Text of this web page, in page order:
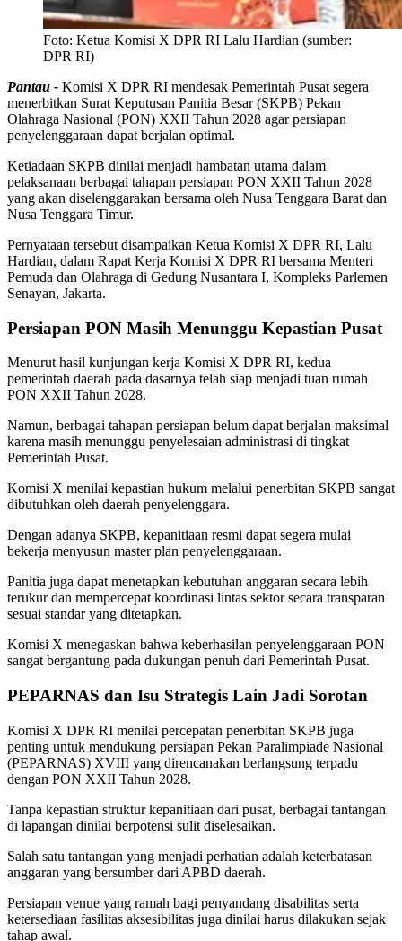
Foto: Ketua Komisi X DPR RI Lalu Hardian (sumber:
DPR RI)
Pantau - Komisi X DPR RI mendesak Pemerintah Pusat segera
menerbitkan Surat Keputusan Panitia Besar (SKPB) Pekan
Olahraga Nasional (PON) XXII Tahun 2028 agar persiapan
penyelenggaraan dapat berjalan optimal.
Ketiadaan SKPB dinilai menjadi hambatan utama dalam
pelaksanaan berbagai tahapan persiapan PON XXII Tahun 2028
yang akan diselenggarakan bersama oleh Nusa Tenggara Barat dan
Nusa Tenggara Timur.
Pernyataan tersebut disampaikan Ketua Komisi X DPR RI, Lalu
Hardian, dalam Rapat Kerja Komisi X DPR RI bersama Menteri
Pemuda dan Olahraga di Gedung Nusantara I, Kompleks Parlemen
Senayan, Jakarta.
Persiapan PON Masih Menunggu Kepastian Pusat
Menurut hasil kunjungan kerja Komisi X DPR RI, kedua
pemerintah daerah pada dasarnya telah siap menjadi tuan rumah
PON XXII Tahun 2028.
Namun, berbagai tahapan persiapan belum dapat berjalan maksimal
karena masih menunggu penyelesaian administrasi di tingkat
Pemerintah Pusat.
Komisi X menilai kepastian hukum melalui penerbitan SKPB sangat
dibutuhkan oleh daerah penyelenggara.
Dengan adanya SKPB, kepanitiaan resmi dapat segera mulai
bekerja menyusun master plan penyelenggaraan.
Panitia juga dapat menetapkan kebutuhan anggaran secara lebih
terukur dan mempercepat koordinasi lintas sektor secara transparan
sesuai standar yang ditetapkan.
Komisi X menegaskan bahwa keberhasilan penyelenggaraan PON
sangat bergantung pada dukungan penuh dari Pemerintah Pusat.
PEPARNAS dan Isu Strategis Lain Jadi Sorotan
Komisi X DPR RI menilai percepatan penerbitan SKPB juga
penting untuk mendukung persiapan Pekan Paralimpiade Nasional
(PEPARNAS) XVIII yang direncanakan berlangsung terpadu
dengan PON XXII Tahun 2028.
Tanpa kepastian struktur kepanitiaan dari pusat, berbagai tantangan
di lapangan dinilai berpotensi sulit diselesaikan.
Salah satu tantangan yang menjadi perhatian adalah keterbatasan
anggaran yang bersumber dari APBD daerah.
Persiapan venue yang ramah bagi penyandang disabilitas serta
ketersediaan fasilitas aksesibilitas juga dinilai harus dilakukan sejak
tahap awal.